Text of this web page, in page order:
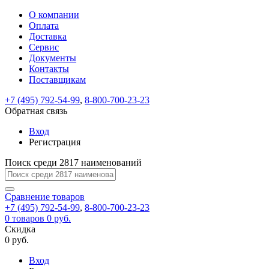
ВходРегистрация
Только
test@example.com
отправлена
по
ней
для
регистрации.
Ок
Только
Запомнить
меня
Забыли
Восстановление
пароля
Заполните
форму.
Мы
отправим
ссылку
на
указанный
электронный
адрес,
перейдя
по
которой
вы
новый
На
вашу
test@test.ru
отправлена
ссылка.
Перейдите
по
для
смены
пароля.
Введите
новый
пароль
Сменить
Пароль
успешно
Войти
Обратная
связь
Сообщение
пользовательского
соглашения
Ваше
сообщение
успешно
О компании
Оплата
Доставка
Сервис
Документы
Контакты
Поставщикам
+7 (495) 792-54-99, 8-800-700-23-23
Обратная связь
Вход
Регистрация
Поиск среди 2817 наименований
Сравнение товаров
+7 (495) 792-54-99, 8-800-700-23-23
0 товаров 0 руб.
Скидка
0 руб.
Вход